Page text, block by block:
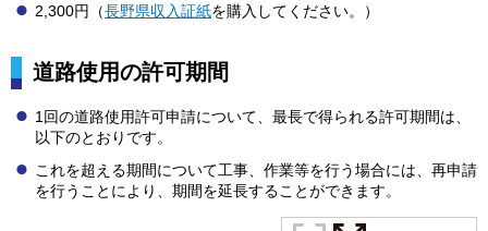
2,300円（長野県収入証紙を購入してください。）
道路使用の許可期間
1回の道路使用許可申請について、最長で得られる許可期間は、
以下のとおりです。
これを超える期間について工事、作業等を行う場合には、再申請
を行うことにより、期間を延長することができます。